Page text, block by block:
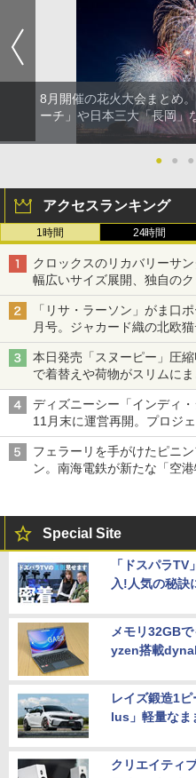
8月開催の花火大会まとめ
ーチ」や日本三大「長岡」
● ● ●
アクセスランキング
1時間 24時間
クロックスのリカバリーサ
幅広いサイズ展開、独自の
「リサ・ラーソン」がま口
月号。ジャカード織の北欧
本日発売「スヌーピー」圧
で着替えや荷物がスリムにま
ディズニーシー「インディ
11月末に運営再開。プロジ
は1500円
フェラーリを手がけたピニ
ン。南海電鉄が新たな「空
Special Site
「ドスパラ
入!人気の秘訣
メモリ32GB
yzen搭載
レイズ鍛造1
lus」軽量なま
クリエイティ